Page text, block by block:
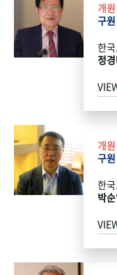
개
구
한
정
개
구
한
박